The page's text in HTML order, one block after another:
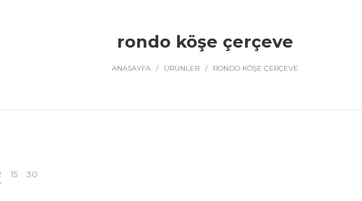
rondo köşe çerçeve
ANASAYFA / ÜRÜNLER / RONDO KÖŞE ÇERÇEVE
15 30